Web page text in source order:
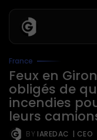
France
Feux en
obligés de
incendies
leurs
BY IAREDAC | CEO